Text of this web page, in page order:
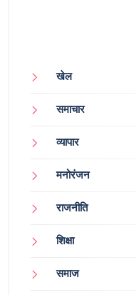
खेल
समाचार
व्यापार
मनोरंजन
राजनीति
शिक्षा
समाज